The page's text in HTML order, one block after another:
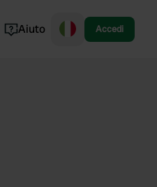
Aiuto Accedi